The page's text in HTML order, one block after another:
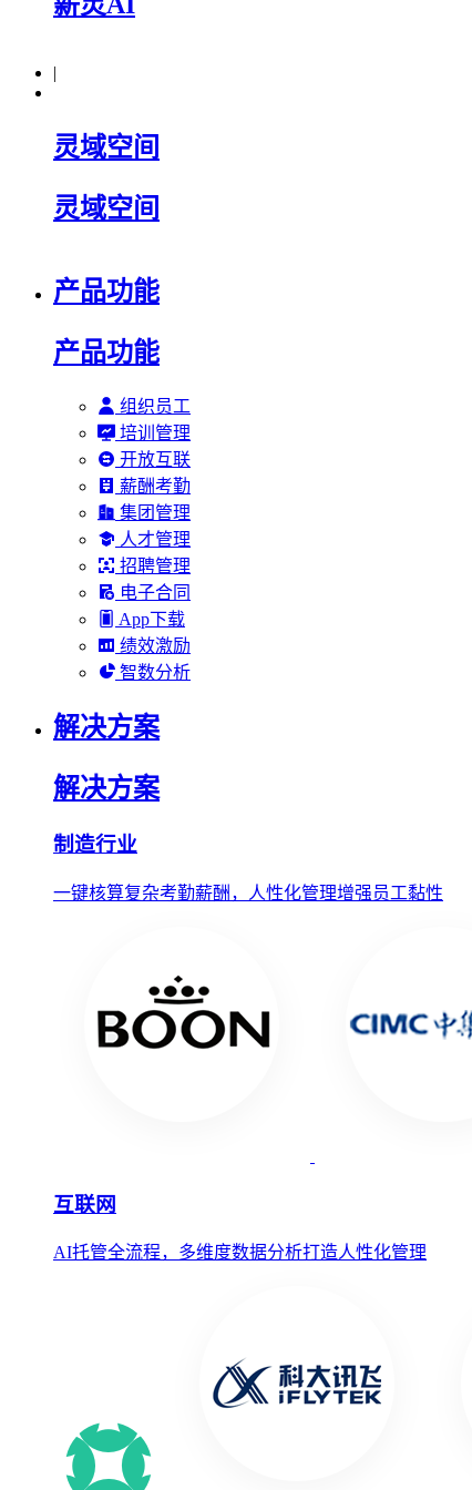
|
灵域空间
灵域空间
产品功能
产品功能
组织员工
培训管理
开放互联
薪酬考勤
集团管理
人才管理
招聘管理
电子合同
App下载
绩效激励
智数分析
解决方案
解决方案
制造行业
一键核算复杂考勤薪酬，人性化管理增强员工黏性
互联网
AI托管全流程，多维度数据分析打造人性化管理